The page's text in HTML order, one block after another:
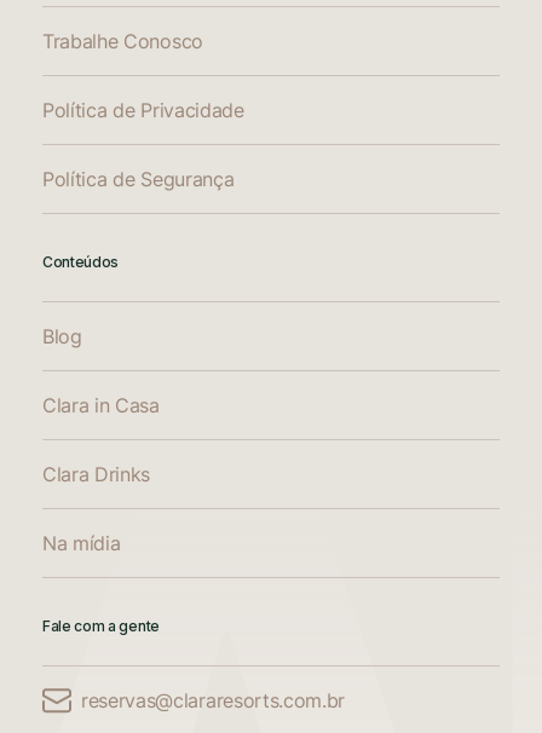
Trabalhe Conosco
Política de Privacidade
Política de Segurança
Conteúdos
Blog
Clara in Casa
Clara Drinks
Na mídia
Fale com a gente
reservas@clararesorts.com.br